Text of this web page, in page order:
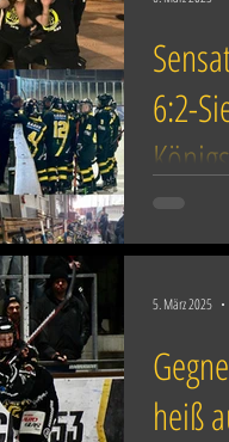
6:2-
Saison!
heiß
5. März 2025